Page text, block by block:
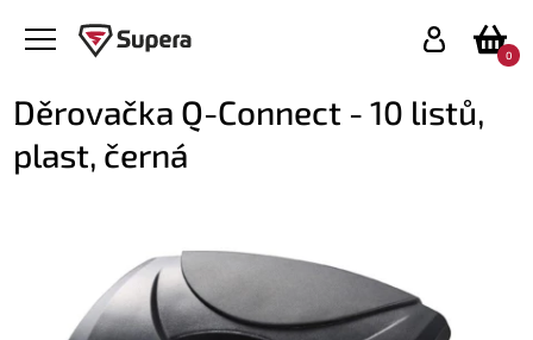
0
Děrovačka Q-Connect - 10 listů,
plast, černá